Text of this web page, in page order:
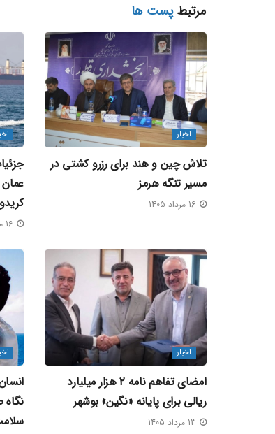
مرتبطپست ها
اخبار
تلاش چین و هند برای رزرو کشتی در
مسیر تنگه هرمز
16 مرداد 1405
عمان
16 مرداد 1405
اخبار
امضای تفاهم‌ نامه ۲ هزار میلیارد
ریالی برای پایانه «نگین» بوشهر
13 مرداد 1405